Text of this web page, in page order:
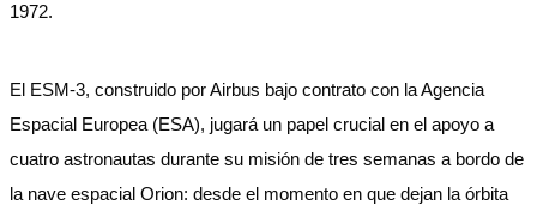
1972.
El ESM-3, construido por Airbus bajo contrato con la Agencia
Espacial Europea (ESA), jugará un papel crucial en el apoyo a
cuatro astronautas durante su misión de tres semanas a bordo de
la nave espacial Orion: desde el momento en que dejan la órbita